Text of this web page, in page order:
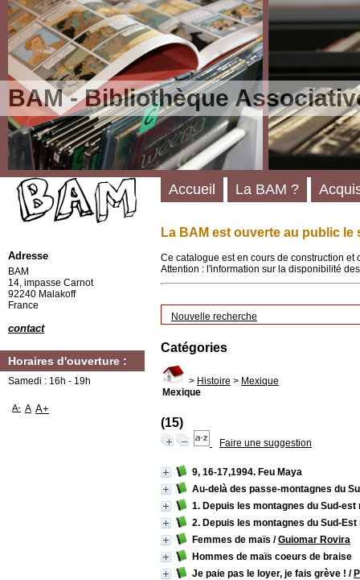
BAM - Bibliothèque
La BAM est ouverte au public le
Ce catalogue est en cours de construction
Attention : l'information sur la disponibilité
Nouvelle recherche
Catégories
> Histoire > Mexique
Mexique
(15)
Faire une suggestion
9, 16-17,1994. Feu Maya
Au-delà des passe-montagnes du
1. Depuis les montagnes du Sud-est
2. Depuis les montagnes du Sud-
Femmes de maïs /Guiomar Rovira
Hommes de maïs coeurs de braise
Je paie pas le loyer, je fais grève ! /
Accueil La BAM ?
Adresse
BAM
14, impasse Carnot
92240 Malakoff
France
contact
Horaires d'ouverture :
Samedi : 16h - 19h
A- A A+